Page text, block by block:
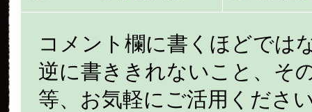
コメント欄に書くほどでは
逆に書ききれないこと、そ
等、お気軽にご活用くださ